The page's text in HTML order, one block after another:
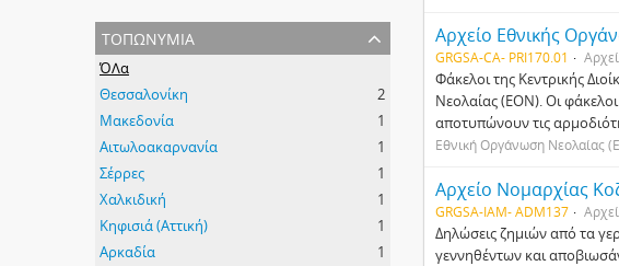
τοπωνύμια
ΌΛα
Θεσσαλονίκη
2
Μακεδονία
1
Αιτωλοακαρνανία
1
Σέρρες
1
Χαλκιδική
1
Κηφισιά (Αττική)
1
Αρκαδία
1
Αρχείο Εθνικής
GRGSA-CA- PRI170.01
Φάκελοι της Κεντρικής
Νεολαίας (ΕΟΝ). Οι
αποτυπώνουν τις
Εθνική Οργάνωση Νεολαίας
Αρχείο Νομαρχίας
GRGSA-IAM- ADM137
Δηλώσεις ζημιών από τα
γεννηθέντων και